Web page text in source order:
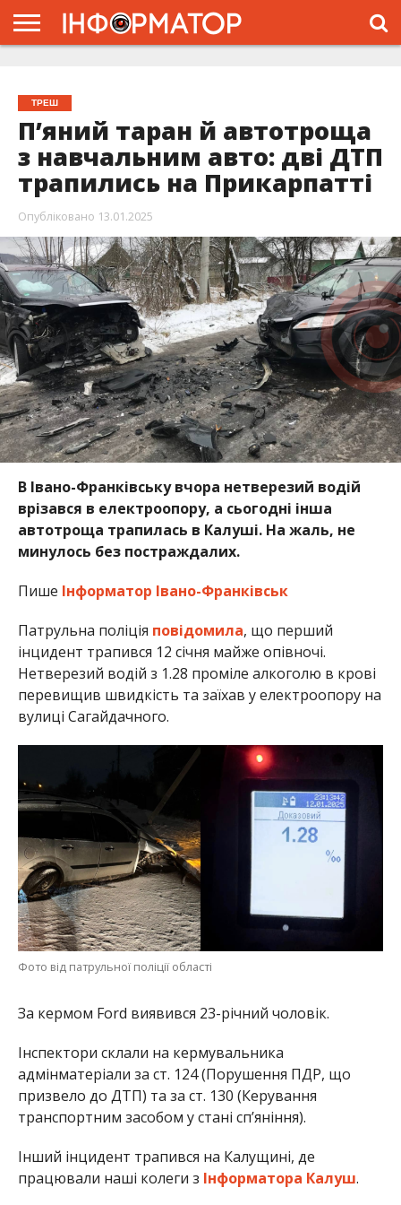
ТРЕШ
П’яний таран й автотроща
з навчальним авто: дві ДТП
трапились на Прикарпатті
Опубліковано 13.01.2025
В Івано-Франківську вчора нетверезий водій
врізався в електроопору, а сьогодні інша
автотроща трапилась в Калуші. На жаль, не
минулось без постраждалих.
Пише Інформатор Івано-Франківськ
Патрульна поліція повідомила, що перший
інцидент трапився 12 січня майже опівночі.
Нетверезий водій з 1.28 проміле алкоголю в крові
перевищив швидкість та заїхав у електроопору на
вулиці Сагайдачного.
Фото від патрульної поліції області
За кермом Ford виявився 23-річний чоловік.
Інспектори склали на кермувальника
адмінматеріали за ст. 124 (Порушення ПДР, що
призвело до ДТП) та за ст. 130 (Керування
транспортним засобом у стані спʼяніння).
Інший інцидент трапився на Калущині, де
працювали наші колеги з Інформатора Калуш.